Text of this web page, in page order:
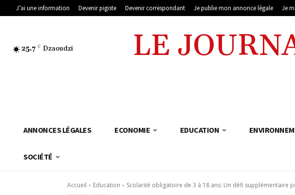
J’ai une information Devenir pigiste Devenir correspondant Je publie mon annonce légale Je
25.7 C Dzaoudzi LE
ANNONCES LÉGALES ECONOMIE EDUCATION
SOCIÉTÉ
Accueil Education Scolarité obligatoire de 3 à 18 ans: Un défi supplémentaire